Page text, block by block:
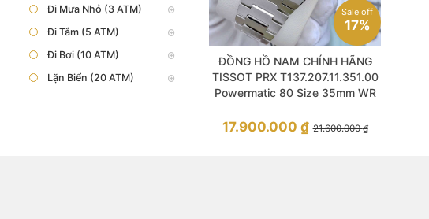
Đi Mưa Nhỏ (3 ATM)
Đi Tắm (5 ATM)
Đi Bơi (10 ATM)
Lặn Biển (20 ATM)
Sale off
17%
ĐỒNG HỒ NAM CHÍNH HÃNG
TISSOT PRX T137.207.11.351.00
Powermatic 80 Size 35mm WR
21.600.000₫
17.900.000 ₫